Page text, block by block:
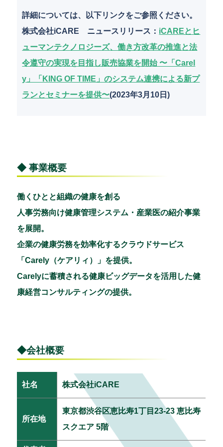
詳細については、以下リンクをご参照ください。
株式会社iCARE ニュースリリース： iCAREとヒ
ューマンテクノロジーズ、働き方改革の推進と法
令遵守の実現を目指し販売協業を開始 〜「Carel
y」「KING OF TIME」のシステム連携による新プ
ランとセミナーを提供〜(2023年3月10日)
◆ 事業概要
働くひとと組織の健康を創る
人事労務向け健康管理システム・産業医の紹介事業
を展開。
企業の健康労務を効率化するクラウドサービス
「Carely（ケアリィ）」を提供。
Carelyに蓄積される健康ビッグデータを活用した健
康経営コンサルティングの提供。
◆会社概要
社名 株式会社iCARE
所在地
東京都渋谷区恵比寿1丁目23-23 恵比寿
スクエア 5階